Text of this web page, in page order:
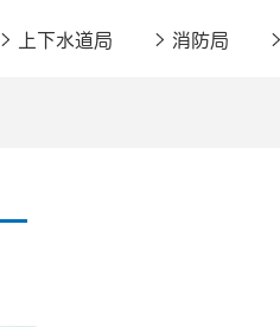
上下水道局 消防局